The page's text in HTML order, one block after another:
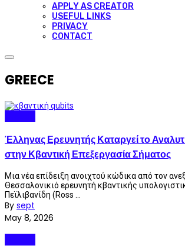
APPLY AS CREATOR
USEFUL LINKS
PRIVACY
CONTACT
GREECE
Έλληνας Ερευνητής Καταργεί το
στην Κβαντική Επεξεργασία Σήματος
Μια νέα επίδειξη ανοιχτού κώδικα από τον
Θεσσαλονικιό ερευνητή κβαντικής
Πεϊλιβανίδη (Ross ...
By sept
May 8, 2026